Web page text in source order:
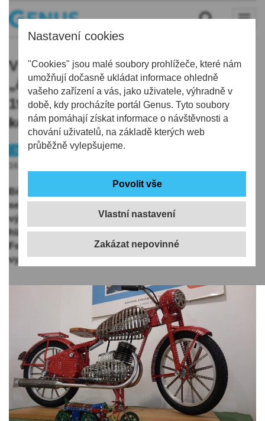
Nastavení cookies
"Cookies" jsou malé soubory prohlížeče, které nám
umožňují dočasně ukládat informace ohledně
vašeho zařízení a vás, jako uživatele, výhradně v
době, kdy procházíte portál Genus. Tyto soubory
nám pomáhají získat informace o návštěvnosti a
chování uživatelů, na základě kterých web
průběžně vylepšujeme.
Vlastní nastavení
V semilském muzeu je i replika
„čočkostroje“, na kterém v roce
1961 Otto Wichterle vyrobil první
kontaktní čočky
Semilsko
Zajímavost
16.07.2025 | 18:50
Během letních prázdnin nezapomeňte s dětmi navštívit
semilské muzeum. Pro návštěvníky zde připravili dvě
výstavy zaměřené na technické hračky, které potěší
hlavně kluky a tatínky. První z nich se jmenuje
Fenomén Merkur a je věnována oblíbené české značce
vyrábějící stavebnice, ale také modely vláčků.